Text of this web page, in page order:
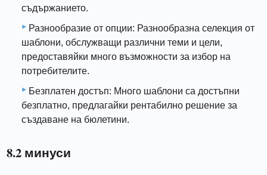
съдържанието.
Разнообразие от опции: Разнообразна селекция от
шаблони, обслужващи различни теми и цели,
предоставяйки много възможности за избор на
потребителите.
Безплатен достъп: Много шаблони са достъпни
безплатно, предлагайки рентабилно решение за
създаване на бюлетини.
8.2 минуси